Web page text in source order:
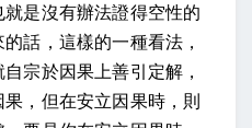
是沒有辦法證得空性的
話，這樣的一種看法，
宗於因果上善引定解，
，但在安立因果時，則